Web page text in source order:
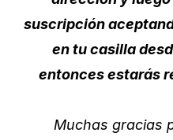
suscripción
en tu casilla
entonces estarás
Muchas gracias